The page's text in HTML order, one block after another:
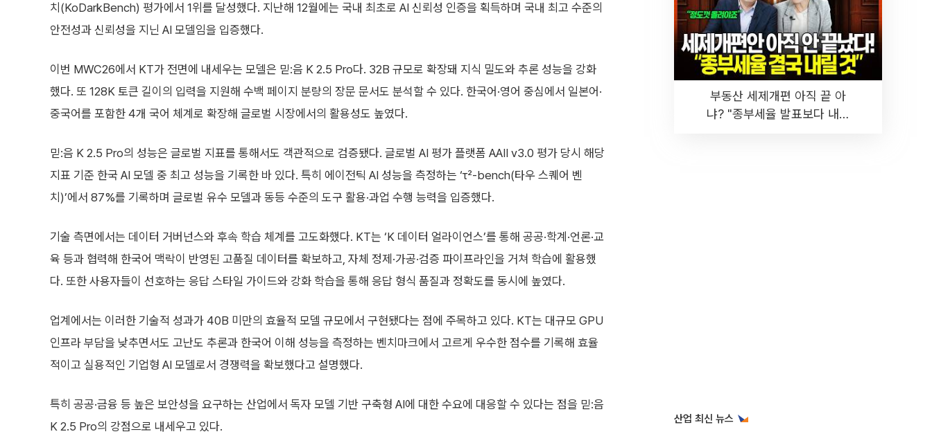
치(KoDarkBench) 평가에서 1위를 달성했다. 지난해 12월에는 국내 최초로 AI 신뢰성 인증을 획득하며 국내 최고 수준의
안전성과 신뢰성을 지닌 AI 모델임을 입증했다.
이번 MWC26에서 KT가 전면에 내세우는 모델은 믿:음 K 2.5 Pro다. 32B 규모로 확장돼 지식 밀도와 추론 성능을 강화
했다. 또 128K 토큰 길이의 입력을 지원해 수백 페이지 분량의 장문 문서도 분석할 수 있다. 한국어·영어 중심에서 일본어·
중국어를 포함한 4개 국어 체계로 확장해 글로벌 시장에서의 활용성도 높였다.
믿:음 K 2.5 Pro의 성능은 글로벌 지표를 통해서도 객관적으로 검증됐다. 글로벌 AI 평가 플랫폼 AAII v3.0 평가 당시 해당
지표 기준 한국 AI 모델 중 최고 성능을 기록한 바 있다. 특히 에이전틱 AI 성능을 측정하는 ‘τ²-bench(타우 스퀘어 벤
치)’에서 87%를 기록하며 글로벌 유수 모델과 동등 수준의 도구 활용·과업 수행 능력을 입증했다.
기술 측면에서는 데이터 거버넌스와 후속 학습 체계를 고도화했다. KT는 ‘K 데이터 얼라이언스’를 통해 공공·학계·언론·교
육 등과 협력해 한국어 맥락이 반영된 고품질 데이터를 확보하고, 자체 정제·가공·검증 파이프라인을 거쳐 학습에 활용했
다. 또한 사용자들이 선호하는 응답 스타일 가이드와 강화 학습을 통해 응답 형식 품질과 정확도를 동시에 높였다.
업계에서는 이러한 기술적 성과가 40B 미만의 효율적 모델 규모에서 구현됐다는 점에 주목하고 있다. KT는 대규모 GPU
인프라 부담을 낮추면서도 고난도 추론과 한국어 이해 성능을 측정하는 벤치마크에서 고르게 우수한 점수를 기록해 효율
적이고 실용적인 기업형 AI 모델로서 경쟁력을 확보했다고 설명했다.
특히 공공·금융 등 높은 보안성을 요구하는 산업에서 독자 모델 기반 구축형 AI에 대한 수요에 대응할 수 있다는 점을 믿:음
K 2.5 Pro의 강점으로 내세우고 있다.
부동산 세제개편 아직 끝 아
냐? "종부세율 발표보다 내릴
산업 최신 뉴스